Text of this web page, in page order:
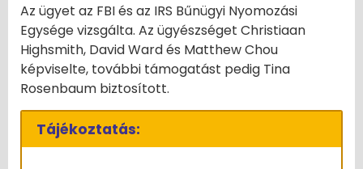
Az ügyet az FBI és az IRS Bűnügyi Nyomozási
Egysége vizsgálta. Az ügyészséget Christiaan
Highsmith, David Ward és Matthew Chou
képviselte, további támogatást pedig Tina
Rosenbaum biztosított.
Tájékoztatás: